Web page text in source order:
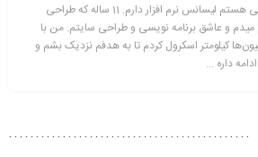
من علی کیانی هستم لیسانس نرم افزار دارم. 11 ساله که طراحی
و عاشق برنامه نویسی و طراحی سایتم. من با
کیلومتر اسکرول کردم تا به هدفم نزدیک بشم و
داره ...